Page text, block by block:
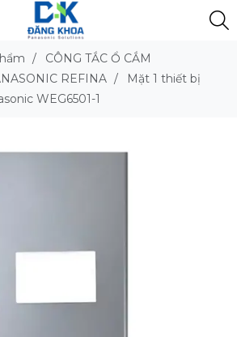
/
CÔNG TẮC Ổ CẮM
REFINA /
Mặt 1 thiết bị
WEG6501-1